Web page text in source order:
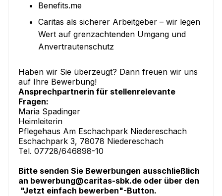
Benefits.me
Caritas als sicherer Arbeitgeber – wir legen
Wert auf grenzachtenden Umgang und
Anvertrautenschutz
Haben wir Sie überzeugt? Dann freuen wir uns
auf Ihre Bewerbung!
Ansprechpartnerin für stellenrelevante
Fragen:
Maria Spadinger
Heimleiterin
Pflegehaus Am Eschachpark Niedereschach
Eschachpark 3, 78078 Niedereschach
Tel. 07728/646898-10
Bitte senden Sie Bewerbungen ausschließlich
an bewerbung@caritas-sbk.de oder über den
"Jetzt einfach bewerben"-Button.